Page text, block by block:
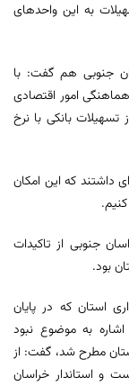
به این واحدهای
جنوبی هم گفت: با
امور اقتصادی
تسهیلات بانکی با نرخ
داشتند که این امکان
جنوبی از تاکیدات
بود.
استان که در پایان
به موضوع نبود
مطرح شد، گفت: از
و استاندار خراسان